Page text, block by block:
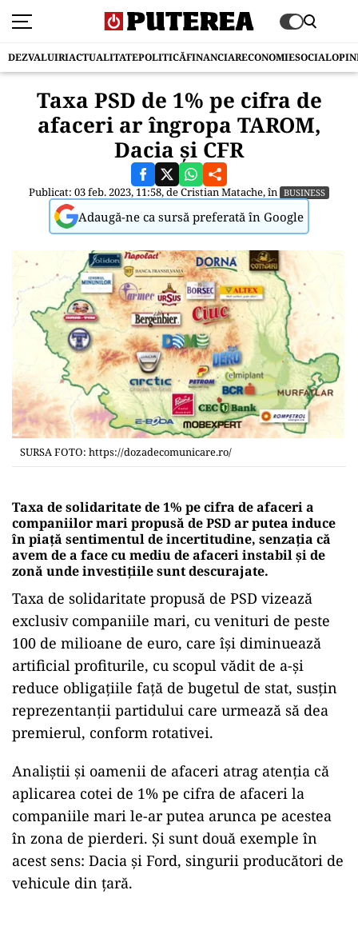
DEZVALUIRIACTUALITATEPOLITICĂFINANCIARECONOMIESOCIAL
Taxa PSD de 1% pe cifra de
afaceri ar îngropa TAROM,
Dacia și CFR
Publicat: 03 feb. 2023, 11:58, deCristian Matache, în BUSINESS
Adaugă-ne ca sursă preferată în Google
SURSA FOTO: https://dozadecomunicare.ro/
Taxa de solidaritate de 1% pe cifra de afaceri a
companiilor mari propusă de PSD ar putea induce
în piață sentimentul de incertitudine, senzația că
avem de a face cu mediu de afaceri instabil și de
zonă unde investițiile sunt descurajate.
Taxa de solidaritate propusă de PSD vizează
exclusiv companiile mari, cu venituri de peste
100 de milioane de euro, care își diminuează
artificial profiturile, cu scopul vădit de a-și
reduce obligațiile față de bugetul de stat, susțin
reprezentanții partidului care urmează să dea
premierul, conform rotativei.
Analiștii și oamenii de afaceri atrag atenția că
aplicarea cotei de 1% pe cifra de afaceri la
companiile mari le-ar putea arunca pe acestea
în zona de pierderi. Și sunt două exemple în
acest sens: Dacia și Ford, singurii producători de
vehicule din țară.